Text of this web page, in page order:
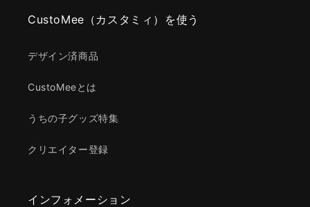
CustoMee（カスタミィ）を使う
デザイン済商品
CustoMeeとは
うちの子グッズ特集
クリエイター登録
インフォメーション